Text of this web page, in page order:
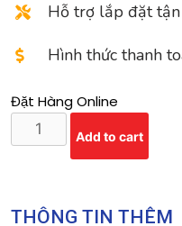
Hỗ trợ lắp đặt
Hình thức thanh
Đặt Hàng Online
Add to cart
THÔNG TIN THÊM